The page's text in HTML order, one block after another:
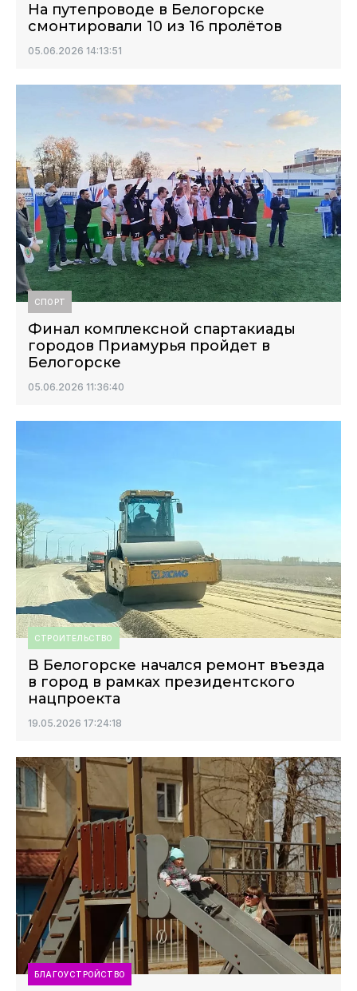
На путепроводе в Белогорске
смонтировали 10 из 16 пролётов
05.06.2026 14:13:51
СПОРТ
Финал комплексной спартакиады
городов Приамурья пройдет в
Белогорске
05.06.2026 11:36:40
СТРОИТЕЛЬСТВО
В Белогорске начался ремонт въезда
в город в рамках президентского
нацпроекта
19.05.2026 17:24:18
БЛАГОУСТРОЙСТВО